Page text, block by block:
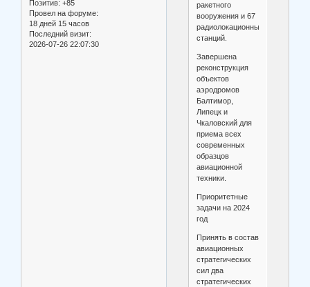
Позитив: +85
Провел на форуме:
18 дней 15 часов
Последний визит:
2026-07-26 22:07:30
ракетного
вооружения и 67
радиолокационных
станций.
Завершена
реконструкция
объектов
аэродромов
Балтимор,
Липецк и
Чкаловский для
приема всех
современных
образцов
авиационной
техники.
Приоритетные
задачи на 2024
год
Принять в состав
авиационных
стратегических
сил два
стратегических